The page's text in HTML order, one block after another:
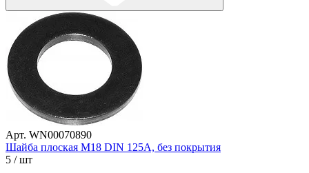
Арт. WN00070890
Шайба плоская М18 DIN 125A, без покрытия
5 / шт